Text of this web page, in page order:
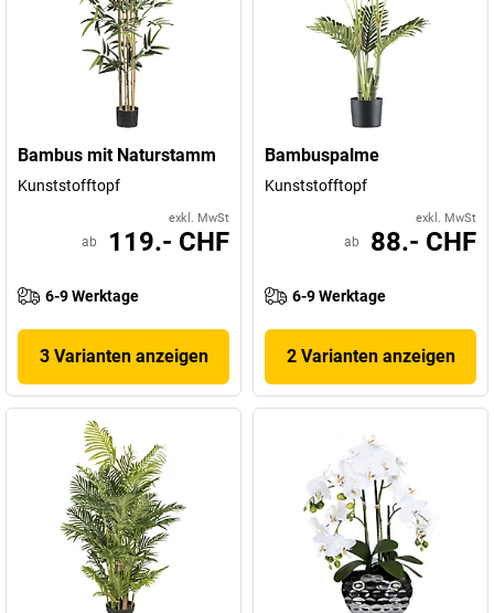
Bambus mit Naturstamm
Kunststofftopf
exkl. MwSt
ab 119.- CHF
6-9 Werktage
3 Varianten anzeigen
Bambuspalme
Kunststofftopf
exkl. MwSt
ab 88.- CHF
6-9 Werktage
2 Varianten anzeigen